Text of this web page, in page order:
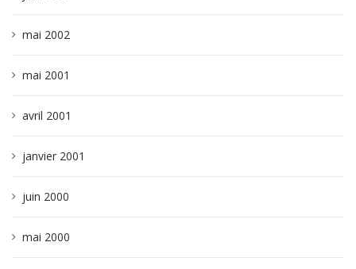
mai 2002
mai 2001
avril 2001
janvier 2001
juin 2000
mai 2000